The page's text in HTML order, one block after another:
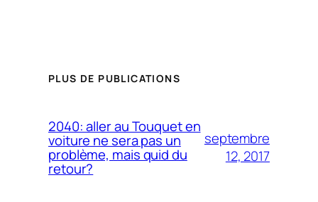
PLUS DE PUBLICATIONS
2040: aller au Touquet en
voiture ne sera pas un
problème, mais quid du
retour?
septembre
12, 2017